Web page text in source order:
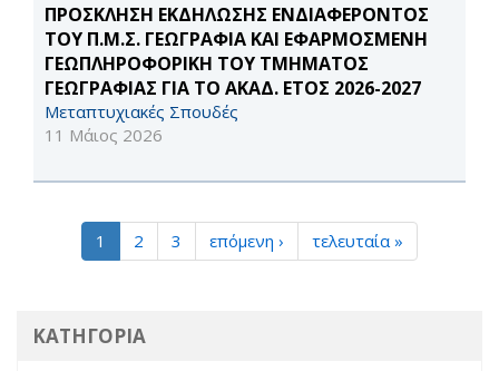
ΠΡΟΣΚΛΗΣΗ ΕΚΔΗΛΩΣΗΣ ΕΝΔΙΑΦΕΡΟΝΤΟΣ
ΤΟΥ Π.Μ.Σ. ΓΕΩΓΡΑΦΙΑ ΚΑΙ ΕΦΑΡΜΟΣΜΕΝΗ
ΓΕΩΠΛΗΡΟΦΟΡΙΚΗ ΤΟΥ ΤΜΗΜΑΤΟΣ
ΓΕΩΓΡΑΦΙΑΣ ΓΙΑ ΤΟ ΑΚΑΔ. ΕΤΟΣ 2026-2027
Μεταπτυχιακές Σπουδές
11 Μάιος 2026
1 2 3 επόμενη › τελευταία »
ΚΑΤΗΓΟΡΙΑ